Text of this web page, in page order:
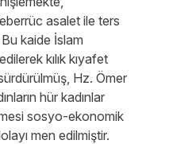
asalet ile ters
kaide İslam
kılık kıyafet
Hz. Ömer
hür kadınlar
sosyo-ekonomik
men edilmiştir.